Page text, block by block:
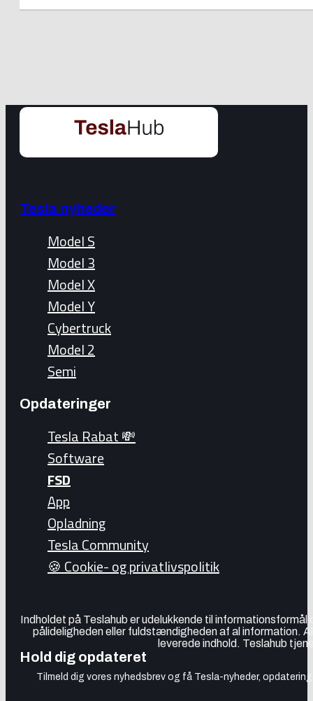
Tesla nyheder
Model S
Model 3
Model X
Model Y
Cybertruck
Model 2
Semi
Opdateringer
Tesla Rabat 💸
Software
FSD
App
Opladning
Tesla Community
🍪 Cookie- og privatlivspolitik
Indholdet på Teslahub er udelukkende til
pålideligheden eller fuldstændigheden af al information.
leverede indhold. Teslahub
Hold dig opdateret
Tilmeld dig vores nyhedsbrev og få Tesla-nyheder,